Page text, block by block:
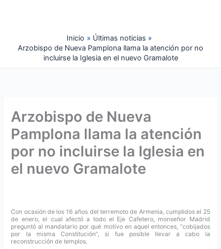
Inicio
Últimas noticias
Arzobispo de Nueva Pamplona llama la atención por no
incluirse la Iglesia en el nuevo Gramalote
Arzobispo de Nueva
Pamplona llama la atención
por no incluirse la Iglesia en
el nuevo Gramalote
Con ocasión de los 16 años del terremoto de Armenia, cumplidos el 25
de enero, el cual afectó a todo el Eje Cafetero, monseñor Madrid
preguntó al mandatario por qué motivo en aquel entonces, “cobijados
por la misma Constitución”, si fue posible llevar a cabo la
reconstrucción de templos.